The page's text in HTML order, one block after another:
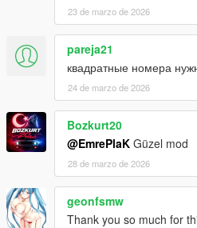
23 de marzo de 2026
pareja21
квадратные номера
24 de marzo de 2026
Bozkurt20
@EmrePlaK Güzel mod
28 de marzo de 2026
geonfsmw
Thank you so much for